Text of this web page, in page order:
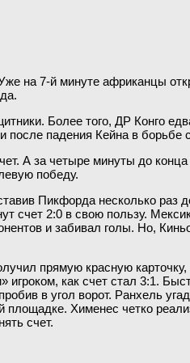
на 7-й минуте африканцы
Более того, ДР Конго
после падения Кейна в борьбе
А за четыре минуты до конца
победу.
Пикфорда несколько раз
счет 2:0 в свою пользу.
и забивал голы. Но,
прямую красную
как счет стал 3:1.
в угол ворот. Ранхель
Хименес четко
счет.